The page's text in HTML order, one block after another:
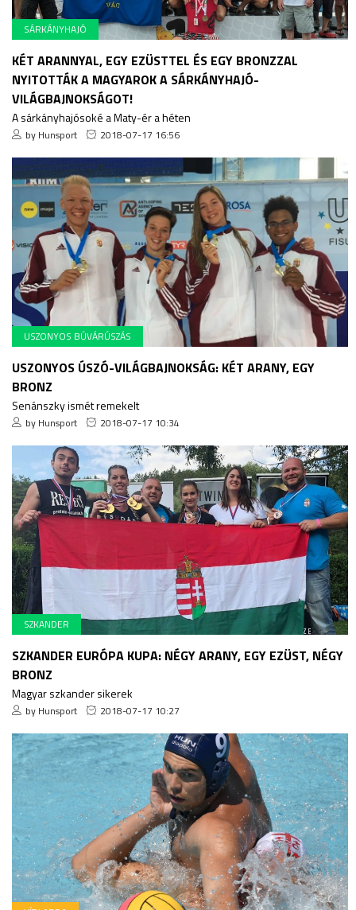
SÁRKÁNYHAJÓ
KÉT ARANNYAL, EGY EZÜSTTEL ÉS EGY BRONZZAL
NYITOTTÁK A MAGYAROK A SÁRKÁNYHAJÓ-
VILÁGBAJNOKSÁGOT!
A sárkányhajósoké a Maty-ér a héten
by Hunsport 2018-07-17 16:56
USZONYOS BÚVÁRÚSZÁS
USZONYOS ÚSZÓ-VILÁGBAJNOKSÁG: KÉT ARANY, EGY
BRONZ
Senánszky ismét remekelt
by Hunsport 2018-07-17 10:34
SZKANDER
SZKANDER EURÓPA KUPA: NÉGY ARANY, EGY EZÜST, NÉGY
BRONZ
Magyar szkander sikerek
by Hunsport 2018-07-17 10:27